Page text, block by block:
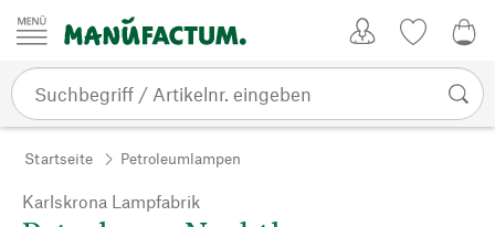
Zum Inhalt springen
Startseite Petroleumlampen
Karlskrona Lampfabrik